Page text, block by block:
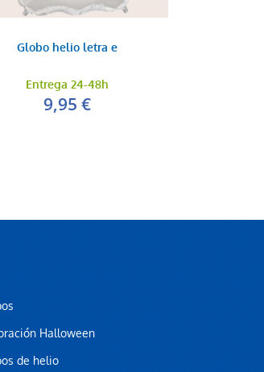
Globo helio letra e
Entrega 24-48h
9,95 €
Halloween
de helio